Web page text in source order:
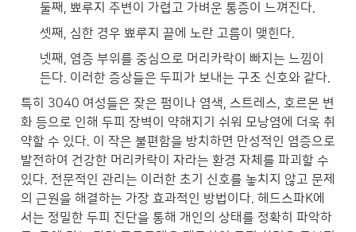
둘째, 뾰루지 주변이 가렵고 가벼운 통증이 느껴진다.
셋째, 심한 경우 뾰루지 끝에 노란 고름이 맺힌다.
넷째, 염증 부위를 중심으로 머리카락이 빠지는 느낌이
든다. 이러한 증상들은 두피가 보내는 구조 신호와 같다.
특히 3040 여성들은 잦은 펌이나 염색, 스트레스, 호르몬 변
화 등으로 인해 두피 장벽이 약해지기 쉬워 모낭염에 더욱 취
약할 수 있다. 이 작은 불편함을 방치하면 만성적인 염증으로
발전하여 건강한 머리카락이 자라는 환경 자체를 파괴할 수
있다. 전문적인 관리는 이러한 초기 신호를 놓치지 않고 문제
의 근원을 해결하는 가장 효과적인 방법이다. 헤드스파K에
서는 정밀한 두피 진단을 통해 개인의 상태를 정확히 파악하